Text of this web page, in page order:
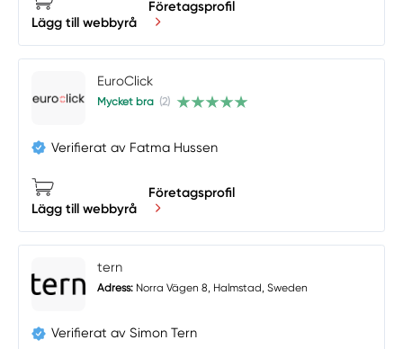
Lägg till webbyrå
Företagsprofil
EuroClick
Mycket bra (2)
Verifierat av Fatma Hussen
Lägg till webbyrå
Företagsprofil
tern
Adress: Norra Vägen 8, Halmstad, Sweden
Verifierat av Simon Tern